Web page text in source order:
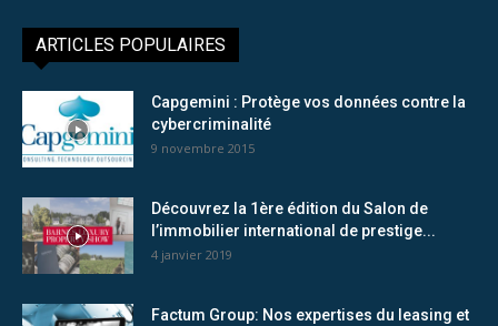
ARTICLES POPULAIRES
Capgemini : Protège vos données contre la
cybercriminalité
9 novembre 2015
Découvrez la 1ère édition du Salon de
l’immobilier international de prestige...
4 janvier 2019
Factum Group: Nos expertises du leasing et